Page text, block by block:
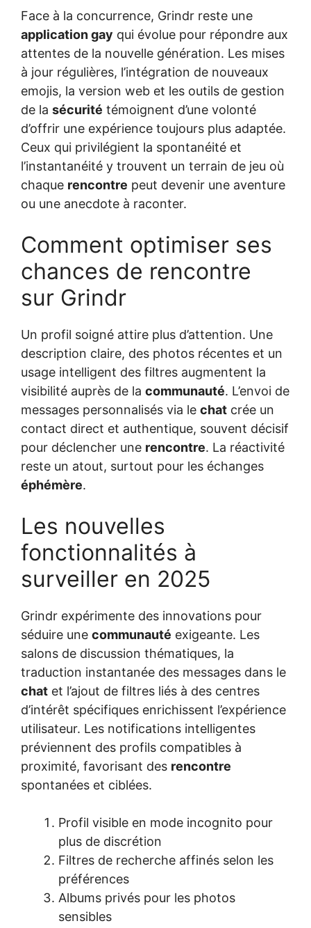
Face à la concurrence, Grindr reste une
application gay qui évolue pour répondre aux
attentes de la nouvelle génération. Les mises
à jour régulières, l’intégration de nouveaux
emojis, la version web et les outils de gestion
de la sécurité témoignent d’une volonté
d’offrir une expérience toujours plus adaptée.
Ceux qui privilégient la spontanéité et
l’instantanéité y trouvent un terrain de jeu où
chaque rencontre peut devenir une aventure
ou une anecdote à raconter.
Comment optimiser ses
chances de rencontre
sur Grindr
Un profil soigné attire plus d’attention. Une
description claire, des photos récentes et un
usage intelligent des filtres augmentent la
visibilité auprès de la communauté. L’envoi de
messages personnalisés via le chat crée un
contact direct et authentique, souvent décisif
pour déclencher une rencontre. La réactivité
reste un atout, surtout pour les échanges
éphémère.
Les nouvelles
fonctionnalités à
surveiller en 2025
Grindr expérimente des innovations pour
séduire une communauté exigeante. Les
salons de discussion thématiques, la
traduction instantanée des messages dans le
chat et l’ajout de filtres liés à des centres
d’intérêt spécifiques enrichissent l’expérience
utilisateur. Les notifications intelligentes
préviennent des profils compatibles à
proximité, favorisant des rencontre
spontanées et ciblées.
Profil visible en mode incognito pour
plus de discrétion
Filtres de recherche affinés selon les
préférences
Albums privés pour les photos
sensibles